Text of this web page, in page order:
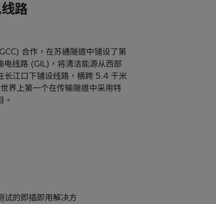
路
合作，在苏通隧道中铺设了第
线路 (GIL)，将清洁能源从西部
长江口下铺设线路，横跨 5.4 千米
界上第一个在传输隧道中采用特
。
试的即插即用解决方